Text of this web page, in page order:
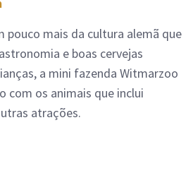
pouco mais da cultura alemã que
e boas cervejas
a mini fazenda Witmarzoo
com os animais que inclui
atrações.